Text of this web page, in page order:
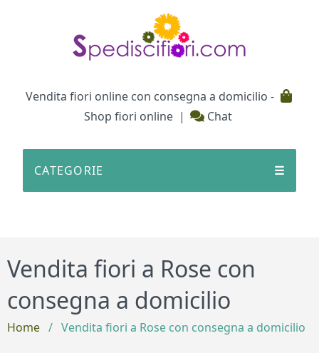
Vendita fiori online con consegna a domicilio -
Shop fiori online | Chat
CATEGORIE ☰
Vendita fiori a Rose con
consegna a domicilio
Home / Vendita fiori a Rose con consegna a domicilio